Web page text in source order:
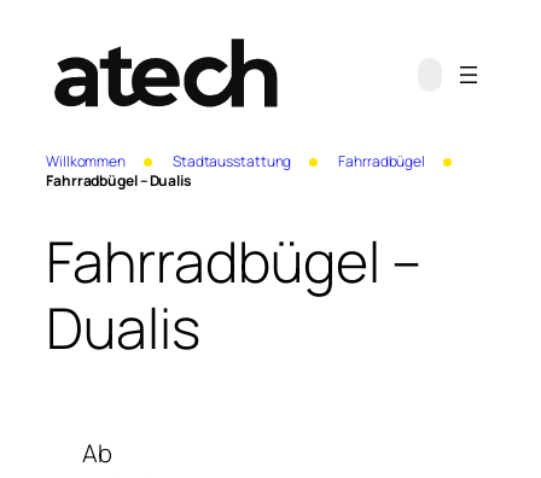
Willkommen Stadtausstattung
Fahrradbügel
Fahrradbügel – Dualis
Fahrradbügel –
Dualis
Ab